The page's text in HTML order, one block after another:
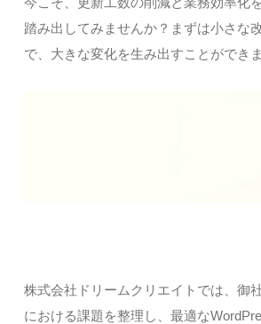
踏み出してみませんか？まずは小さな
で、大きな変化を生み出すことができま
株式会社ドリームクリエイトでは、御
における課題を整理し、最適な